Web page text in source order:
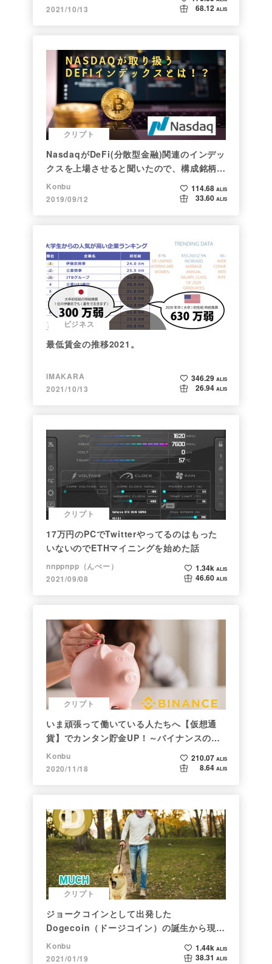
2021/10/13
68.12 ALIS
クリプト
NasdaqがDeFi(分散型金融)関連のインデッ
クスを上場させると聞いたので、構成銘柄を
調べてみた
Konbu
2019/09/12
114.68 ALIS
33.60 ALIS
ビジネス
最低賃金の推移2021。
IMAKARA
2021/10/13
346.29 ALIS
26.94 ALIS
クリプト
17万円のPCでTwitterやってるのはもった
いないのでETHマイニングを始めた話
nnppnpp（んぺー）
2021/09/08
1.34k ALIS
46.60 ALIS
クリプト
いま頑張って働いている人たちへ【仮想通
貨】でカンタン貯金UP！～バイナンスの使
い方初心者編～
Konbu
2020/11/18
210.07 ALIS
8.64 ALIS
クリプト
ジョークコインとして出発した
Dogecoin（ドージコイン）の誕生から現在
まで。注目される非証券性🐶
Konbu
2021/01/19
1.44k ALIS
38.31 ALIS